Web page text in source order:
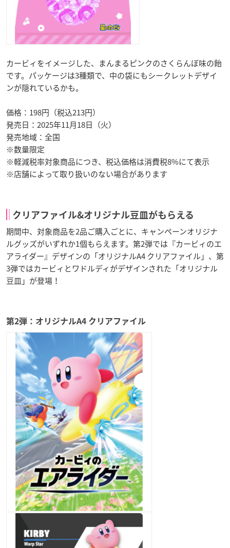
カービィをイメージした、まんまるピンクのさくらんぼ味の飴
です。パッケージは3種類で、中の袋にもシークレットデザイ
ンが隠れているかも。
価格：198円（税込213円）
発売日：2025年11月18日（火）
発売地域：全国
※数量限定
※軽減税率対象商品につき、税込価格は消費税8%にて表示
※店舗によって取り扱いのない場合があります
クリアファイル&オリジナル豆皿がもらえる
期間中、対象商品を2品ご購入ごとに、キャンペーンオリジナ
ルグッズがいずれか1個もらえます。第2弾では『カービィのエ
アライダー』デザインの「オリジナルA4 クリアファイル」、第
3弾ではカービィとワドルディがデザインされた「オリジナル
豆皿」が登場！
第2弾：オリジナルA4 クリアファイル